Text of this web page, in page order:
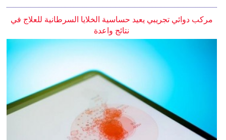
مركب دوائي تجريبي يعيد حساسية الخلايا السرطانية للعلاج في
نتائج واعدة